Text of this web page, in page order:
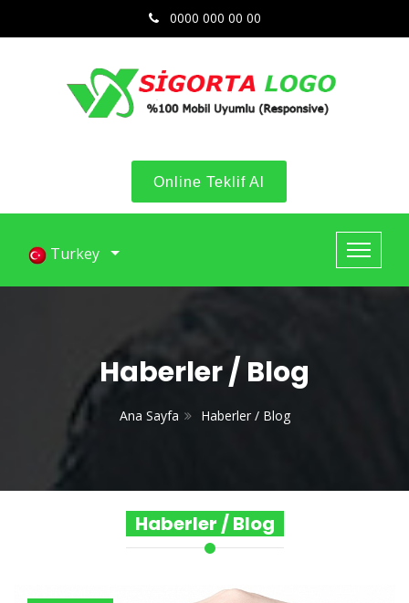
0000 000 00 00
Online Teklif Al
Turkey
Haberler / Blog
Ana Sayfa Haberler / Blog
Haberler / Blog